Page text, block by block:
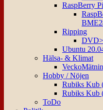
RaspBerry Pi
Ripping
Ubuntu
Hälsa- & Klimat
Hobby / Nöjen
Rubiks Kub
Rubiks Kub
ToDo